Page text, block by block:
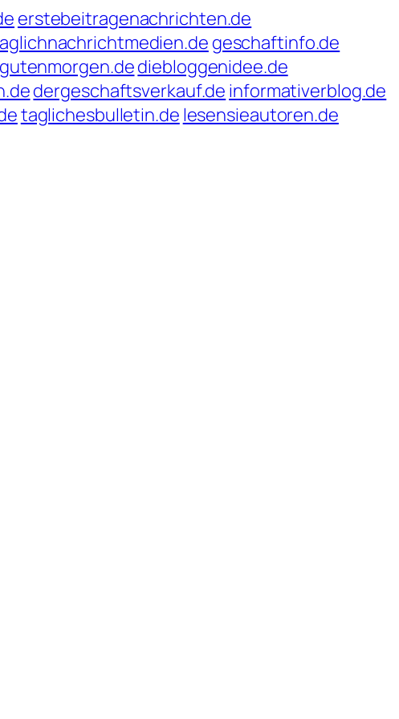
erstebeitragenachrichten.de
geschaftinfo.de
diebloggenidee.de
dergeschaftsverkauf.de informativerblog.de
taglichesbulletin.de lesensieautoren.de